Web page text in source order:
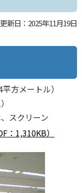
更新日：2025年11月19日
方メートル）
スクリーン
：1,310KB）